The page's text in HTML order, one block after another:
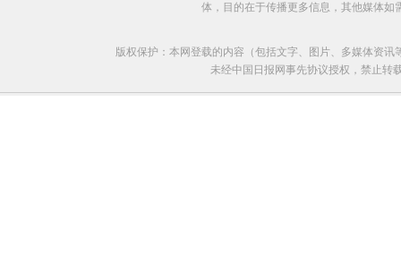
体，目的在于传播更多信息，其他媒体
版权保护：本网登载的内容（包括文字、图片、多媒体资
未经中国日报网事先协议授权，禁止转